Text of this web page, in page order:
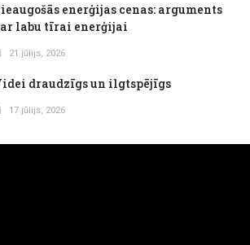
enerģijas cenas: arguments
labu tīrai enerģijai
21 jūlijs, 2026
draudzīgs un ilgtspējīgs
17 jūlijs, 2026